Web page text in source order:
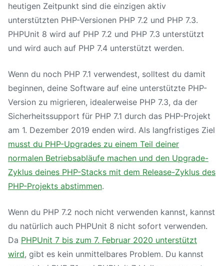
heutigen Zeitpunkt sind die einzigen aktiv
unterstützten PHP-Versionen PHP 7.2 und PHP 7.3.
PHPUnit 8 wird auf PHP 7.2 und PHP 7.3 unterstützt
und wird auch auf PHP 7.4 unterstützt werden.
Wenn du noch PHP 7.1 verwendest, solltest du damit
beginnen, deine Software auf eine unterstützte PHP-
Version zu migrieren, idealerweise PHP 7.3, da der
Sicherheitssupport für PHP 7.1 durch das PHP-Projekt
am 1. Dezember 2019 enden wird. Als langfristiges Ziel
musst du PHP-Upgrades zu einem Teil deiner
normalen Betriebsabläufe machen und den Upgrade-
Zyklus deines PHP-Stacks mit dem Release-Zyklus des
PHP-Projekts abstimmen.
Wenn du PHP 7.2 noch nicht verwenden kannst, kannst
du natürlich auch PHPUnit 8 nicht sofort verwenden.
Da PHPUnit 7 bis zum 7. Februar 2020 unterstützt
wird, gibt es kein unmittelbares Problem. Du kannst